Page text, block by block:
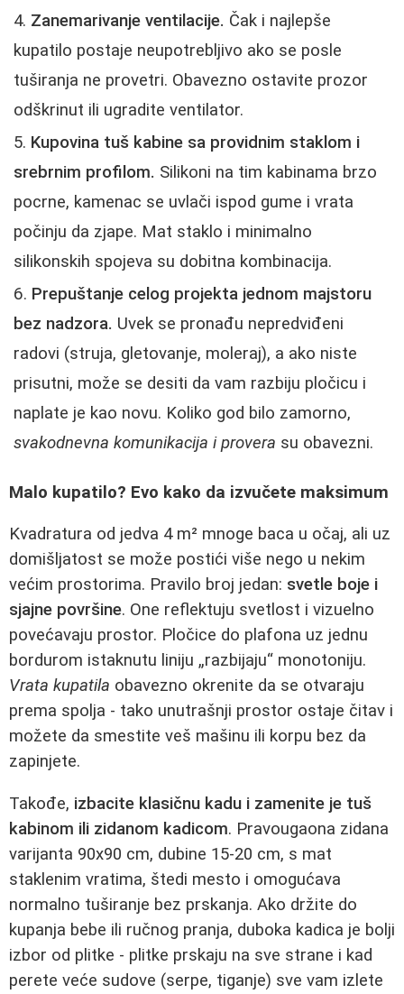
Zanemarivanje ventilacije. Čak i najlepše
kupatilo postaje neupotrebljivo ako se posle
tuširanja ne provetri. Obavezno ostavite prozor
odškrinut ili ugradite ventilator.
Kupovina tuš kabine sa providnim staklom i
srebrnim profilom. Silikoni na tim kabinama brzo
pocrne, kamenac se uvlači ispod gume i vrata
počinju da zjape. Mat staklo i minimalno
silikonskih spojeva su dobitna kombinacija.
Prepuštanje celog projekta jednom majstoru
bez nadzora. Uvek se pronađu nepredviđeni
radovi (struja, gletovanje, moleraj), a ako niste
prisutni, može se desiti da vam razbiju pločicu i
naplate je kao novu. Koliko god bilo zamorno,
svakodnevna komunikacija i provera su obavezni.
Malo kupatilo? Evo kako da izvučete maksimum
Kvadratura od jedva 4 m² mnoge baca u očaj, ali uz
domišljatost se može postići više nego u nekim
većim prostorima. Pravilo broj jedan: svetle boje i
sjajne površine. One reflektuju svetlost i vizuelno
povećavaju prostor. Pločice do plafona uz jednu
bordurom istaknutu liniju „razbijaju“ monotoniju.
Vrata kupatila obavezno okrenite da se otvaraju
prema spolja - tako unutrašnji prostor ostaje čitav i
možete da smestite veš mašinu ili korpu bez da
zapinjete.
Takođe, izbacite klasičnu kadu i zamenite je tuš
kabinom ili zidanom kadicom. Pravougaona zidana
varijanta 90x90 cm, dubine 15-20 cm, s mat
staklenim vratima, štedi mesto i omogućava
normalno tuširanje bez prskanja. Ako držite do
kupanja bebe ili ručnog pranja, duboka kadica je bolji
izbor od plitke - plitke prskaju na sve strane i kad
perete veće sudove (serpe, tiganje) sve vam izlete